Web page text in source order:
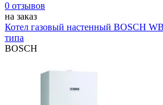
0 отзывов
на заказ
Котел газовый настенный BOSCH
типа
BOSCH